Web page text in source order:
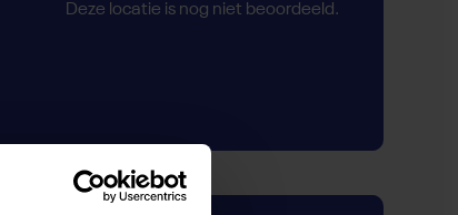
Deze locatie is nog niet beoordeeld.